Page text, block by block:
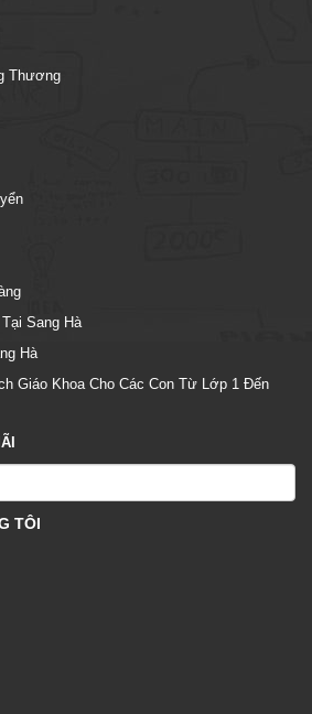
Thương
Sang Hà
Hà
Giáo Khoa Cho Các Con Từ Lớp 1 Đến
TÔI